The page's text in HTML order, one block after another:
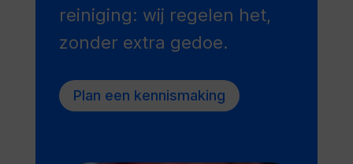
reiniging: wij regelen het,
zonder extra gedoe.
Plan een kennismaking